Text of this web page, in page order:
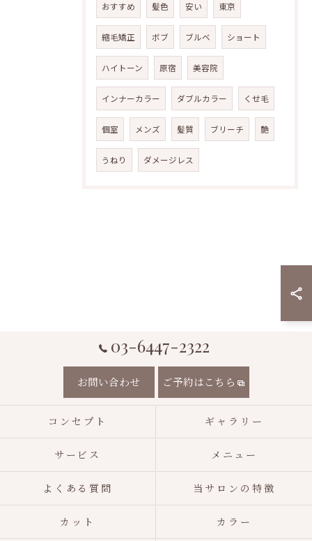
おすすめ 髪色 安い 東京
縮毛矯正 ボブ ブルベ ショート
ハイトーン 原宿 美容院
インナーカラー ダブルカラー くせ毛
個室 メンズ 髪質 ブリーチ 艶
うねり ダメージレス
03-6447-2322
お問い合わせ ご予約はこちら
コンセプト ギャラリー
サービス メニュー
よくある質問 当サロンの特徴
カット カラー